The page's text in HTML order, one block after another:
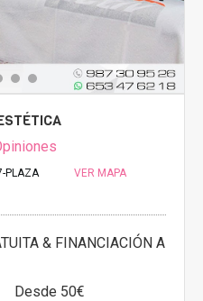
PLAZA
VER MAPA
& FINANCIACIÓN A
Desde 50€